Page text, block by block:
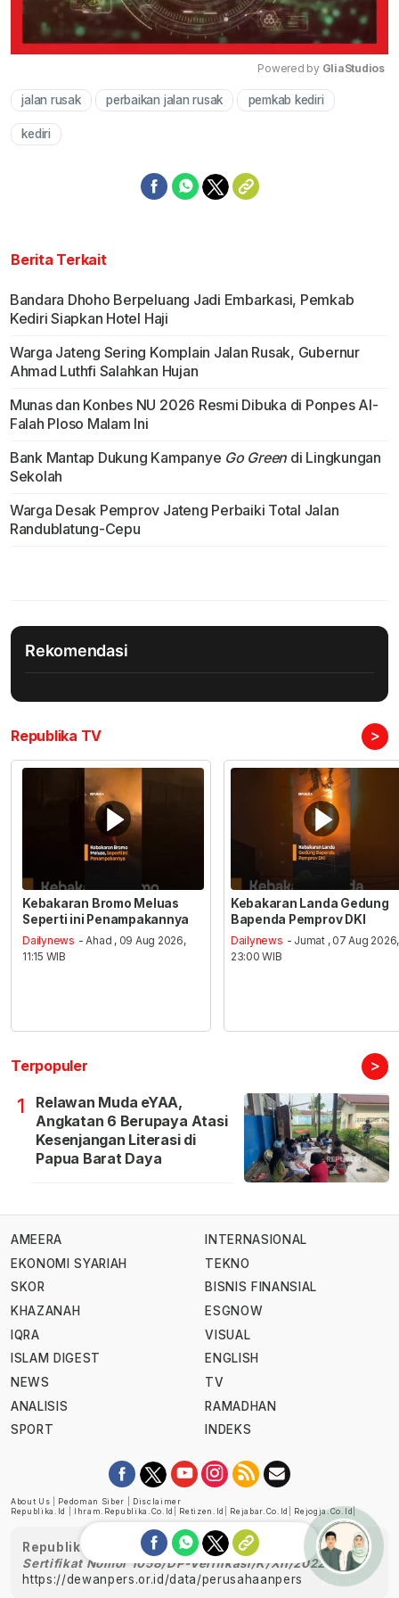
Mute
Powered by GliaStudios
jalan rusak perbaikan jalan rusak pemkab kediri
kediri
Berita Terkait
Bandara Dhoho Berpeluang Jadi Embarkasi, Pemkab
Kediri Siapkan Hotel Haji
Warga Jateng Sering Komplain Jalan Rusak, Gubernur
Ahmad Luthfi Salahkan Hujan
Munas dan Konbes NU 2026 Resmi Dibuka di Ponpes Al-
Falah Ploso Malam Ini
Bank Mantap Dukung Kampanye Go Green di Lingkungan
Sekolah
Warga Desak Pemprov Jateng Perbaiki Total Jalan
Randublatung-Cepu
Rekomendasi
Republika TV >
Kebakaran Bromo Meluas
Seperti ini Penampakannya
Dailynews - Ahad , 09 Aug 2026,
11:15 WIB
Kebakaran Landa Gedung
Bapenda Pemprov DKI
Dailynews - Jumat , 07 Aug 2026,
23:00 WIB
Terpopuler >
1
Relawan Muda eYAA,
Angkatan 6 Berupaya Atasi
Kesenjangan Literasi di
Papua Barat Daya
AMEERA
EKONOMI SYARIAH
SKOR
KHAZANAH
IQRA
ISLAM DIGEST
NEWS
ANALISIS
SPORT
INTERNASIONAL
TEKNO
BISNIS FINANSIAL
ESGNOW
VISUAL
ENGLISH
TV
RAMADHAN
INDEKS
About Us Pedoman Siber
Disclaimer
Republika.id
Ihram.republika.co.id Retizen.id Rejabar.co.id Rejogja.co.id
Republika telah diverifikasi oleh Dewan Pers
Sertifikat Nomor 1058/DP-Verifikasi/K/XII/2022
https://dewanpers.or.id/data/perusahaanpers
Ask me!